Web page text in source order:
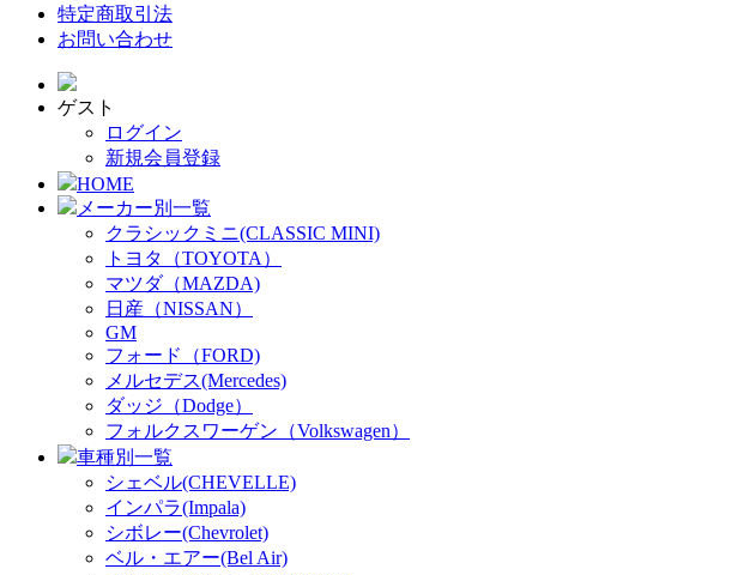
特定商取引法
お問い合わせ
ゲスト
ログイン
新規会員登録
HOME
メーカー別一覧
クラシックミニ(CLASSIC MINI)
トヨタ（TOYOTA）
マツダ（MAZDA)
日産（NISSAN）
GM
フォード（FORD)
メルセデス(Mercedes)
ダッジ（Dodge）
フォルクスワーゲン（Volkswagen）
車種別一覧
シェベル(CHEVELLE)
インパラ(Impala)
シボレー(Chevrolet)
ベル・エアー(Bel Air)